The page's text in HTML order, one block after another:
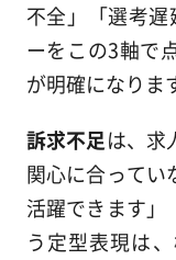
不全」「選考
ーをこの3軸で
が明確になりま
訴求不足は、求
関心に合ってい
活躍できます」
う定型表現は